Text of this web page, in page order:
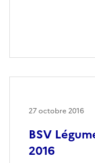
BSV
2016
27 octobre 2016